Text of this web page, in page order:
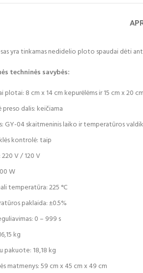
yra tinkamas nedidelio ploto spaudai dėti
techninės savybės:
plotai: 8 cm x 14 cm kepurėlėms ir 15 cm x 20 cm
dalis: keičiama
GY-04 skaitmeninis laiko ir temperatūros
kontrolė: taip
V / 120 V
W
temperatūra: 225 °C
paklaida: ±0.5%
0 – 999 s
kg
pakuote: 18,18 kg
matmenys: 59 cm x 45 cm x 49 cm